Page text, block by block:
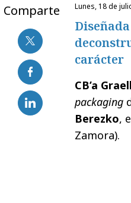
Comparte lunes, 18 de
carácter
CB’a Graell
packaging
Berezko,
Zamora).